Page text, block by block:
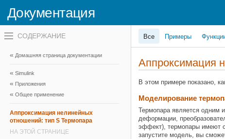
Документация
Переключатель
навигационного
вне
холста
навигационного
меню
холста
Домашняя страница документации
Simulink
Приложения
Общее применение
Аппроксимация нелинейных
отношений: тип S Термопара
НА ЭТОЙ СТРАНИЦЕ
Все Примеры
Аппроксимация
В этом примере показано,
Моделирование
Термопара является одним
деформации,
эффект), термопары имеют
запустите модель, вы